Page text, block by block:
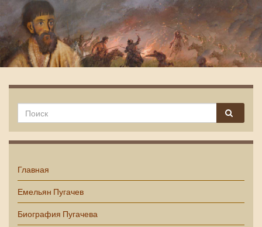
Емельян Пугачев
Главная
Емельян Пугачев
Биография Пугачева